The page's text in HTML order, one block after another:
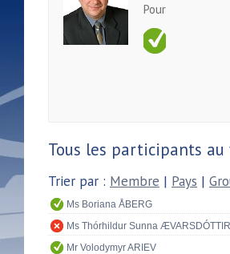
Pour
Tous les participants au
Trier par : Membre | Pays |
Ms Boriana ÅBERG
Ms Thórhildur Sunna ÆVARSDÓTTIR
Mr Volodymyr ARIEV